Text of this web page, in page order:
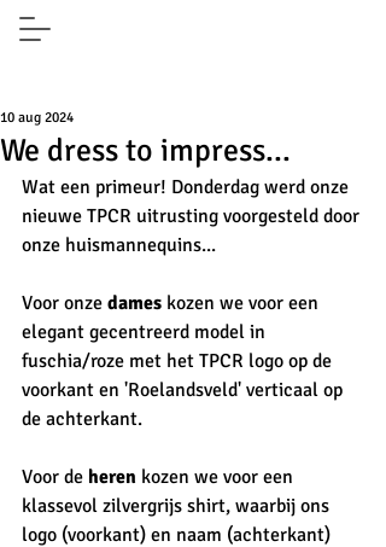
We dress to impress...
10 aug 2024
Wat een primeur! Donderdag werd onze
nieuwe TPCR uitrusting voorgesteld door
onze huismannequins...
Voor onze dames kozen we voor een
elegant gecentreerd model in
fuschia/roze met het TPCR logo op de
voorkant en 'Roelandsveld' verticaal op
de achterkant.
Voor de heren kozen we voor een
klassevol zilvergrijs shirt, waarbij ons
logo (voorkant) en naam (achterkant)